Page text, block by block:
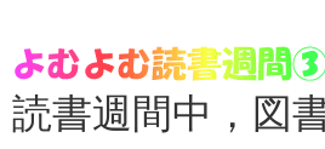
読書週間中，図